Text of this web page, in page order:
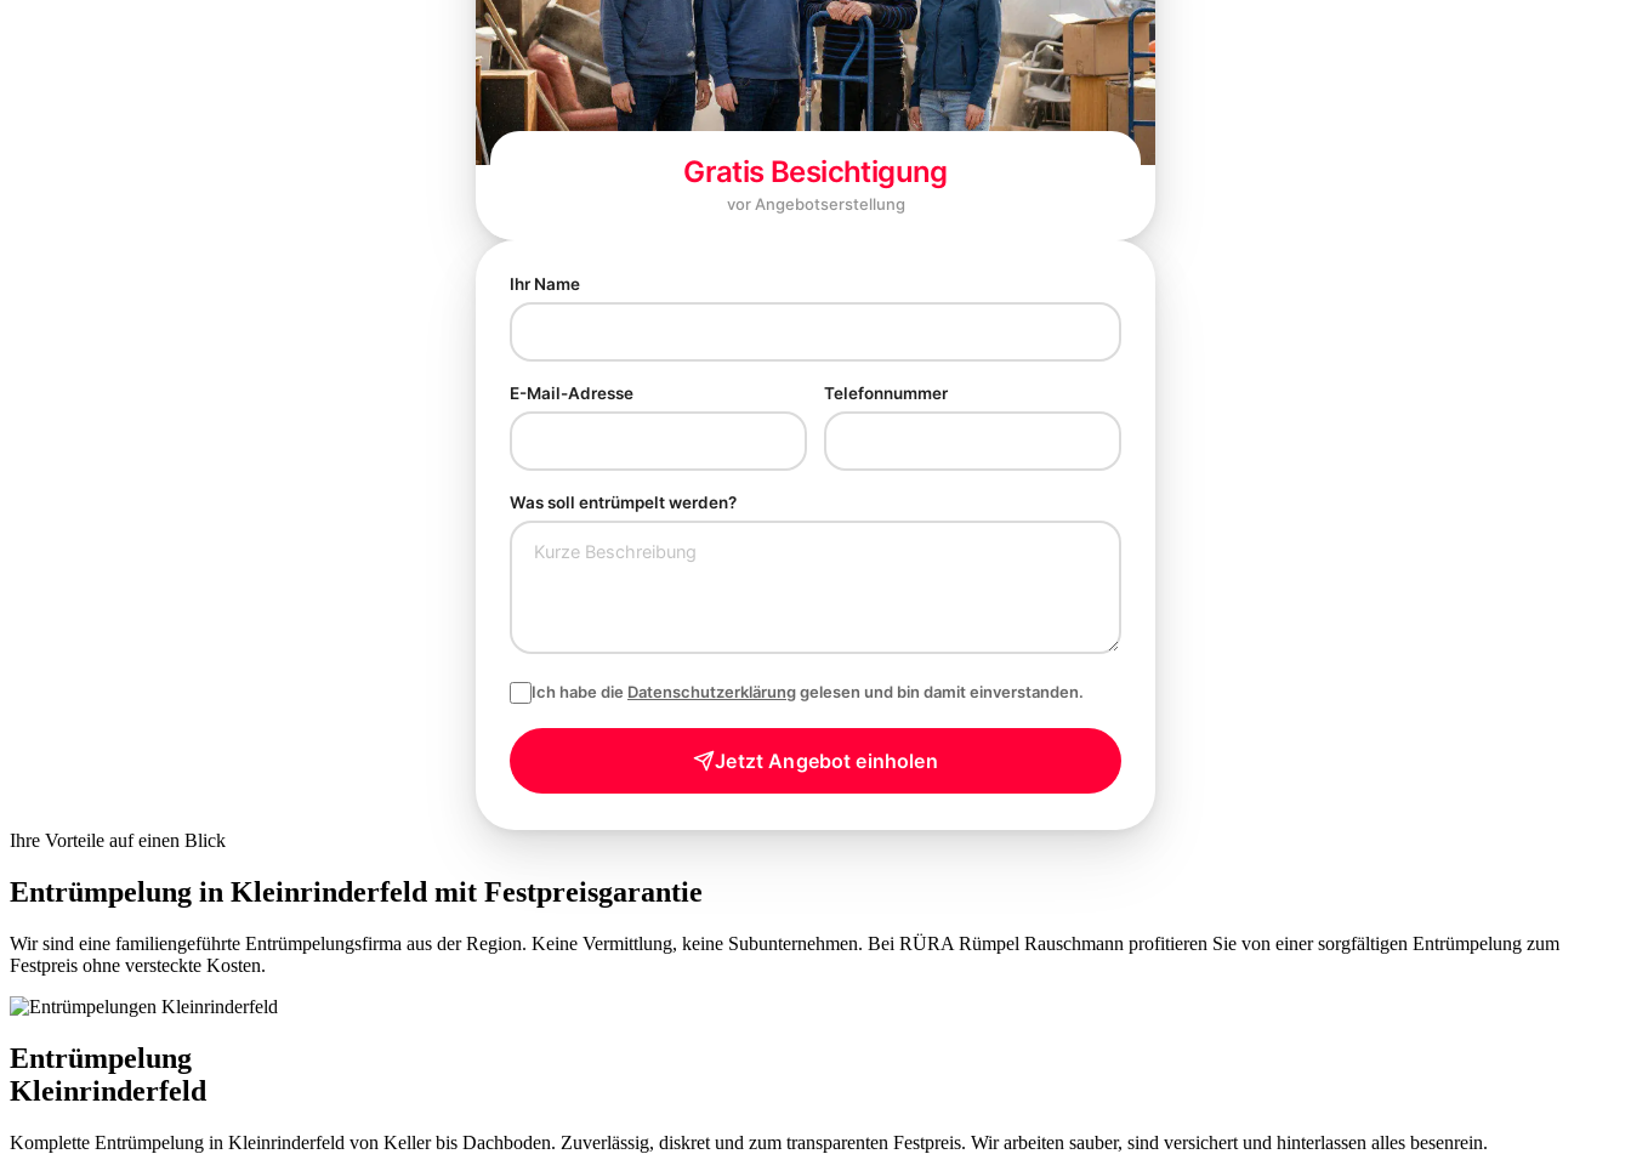
Gratis Besichtigung
vor Angebotserstellung
Ihr Name
E-Mail-Adresse Telefonnummer
Was soll entrümpelt werden?
Ich habe die Datenschutzerklärunggelesen und bin damit einverstanden.
Jetzt Angebot einholen
Ihre Vorteile auf einen Blick
Entrümpelung in Kleinrinderfeld mit Festpreisgarantie
Wir sind eine familiengeführte Entrümpelungsfirma aus der Region. Keine Vermittlung, keine Subunternehmen. Bei RÜRA Rümpel Rauschmann profitieren Sie von einer sorgfältigen Entrümpelung zum
Festpreis ohne versteckte Kosten.
Entrümpelung
Kleinrinderfeld
Komplette Entrümpelung in Kleinrinderfeld von Keller bis Dachboden. Zuverlässig, diskret und zum transparenten Festpreis. Wir arbeiten sauber, sind versichert und hinterlassen alles besenrein.